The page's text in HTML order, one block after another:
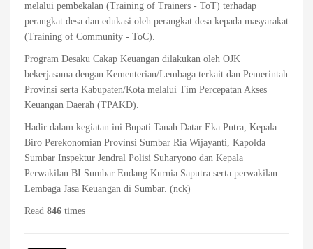
melalui pembekalan (Training of Trainers - ToT) terhadap
perangkat desa dan edukasi oleh perangkat desa kepada masyarakat
(Training of Community - ToC).
Program Desaku Cakap Keuangan dilakukan oleh OJK
bekerjasama dengan Kementerian/Lembaga terkait dan Pemerintah
Provinsi serta Kabupaten/Kota melalui Tim Percepatan Akses
Keuangan Daerah (TPAKD).
Hadir dalam kegiatan ini Bupati Tanah Datar Eka Putra, Kepala
Biro Perekonomian Provinsi Sumbar Ria Wijayanti, Kapolda
Sumbar Inspektur Jendral Polisi Suharyono dan Kepala
Perwakilan BI Sumbar Endang Kurnia Saputra serta perwakilan
Lembaga Jasa Keuangan di Sumbar. (nck)
Read 846 times